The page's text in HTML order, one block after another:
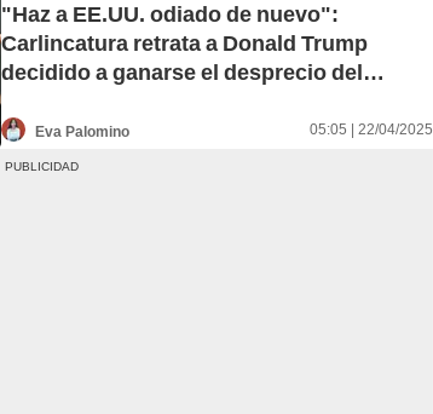
"Haz a EE.UU. odiado de nuevo":
Carlincatura retrata a Donald Trump
decidido a ganarse el desprecio del
Eva Palomino 05:05 | 22/04/2025